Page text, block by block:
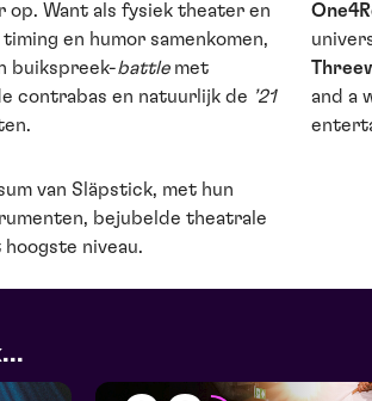
Want als fysiek theater en
en humor samenkomen,
buikspreek-battlemet
contrabas en natuurlijk de ’21
van Släpstick, met hun
bejubelde theatrale
niveau.
and a